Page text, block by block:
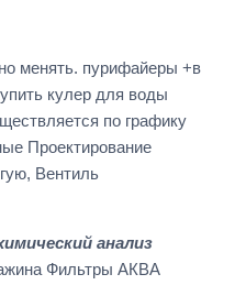
менять. пурифайеры +в
кулер для воды
по графику
Проектирование
Вентиль
анализ
Фильтры АКВА